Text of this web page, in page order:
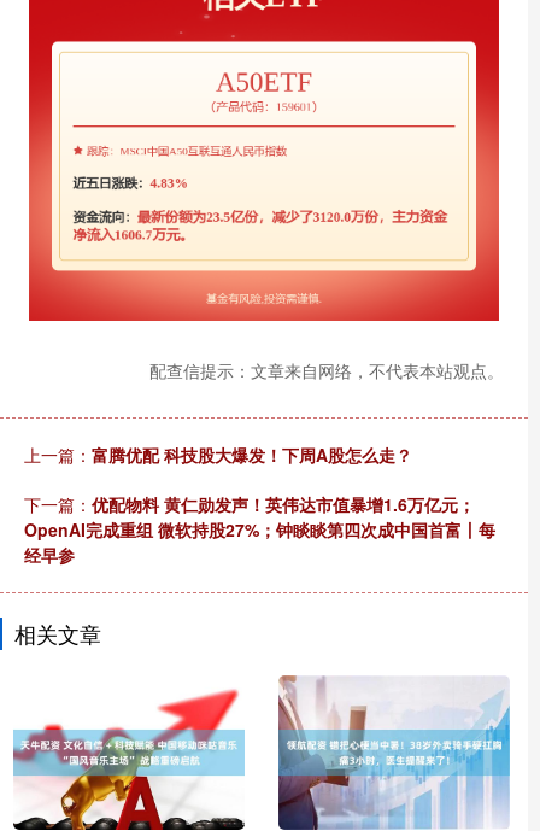
配查信提示：文章来自网络，不代表本站观点。
上一篇： 富腾优配 科技股大爆发！下周A股怎么走？
下一篇： 优配物料 黄仁勋发声！英伟达市值暴增1.6万亿元；
OpenAI完成重组 微软持股27%；钟睒睒第四次成中国首富丨每
经早参
相关文章